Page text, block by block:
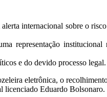
internacional sobre o
representação institucional
e do devido processo legal.
eletrônica, o
licenciado Eduardo Bolsonaro.